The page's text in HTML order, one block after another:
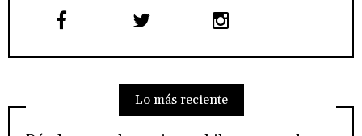
Lo más reciente